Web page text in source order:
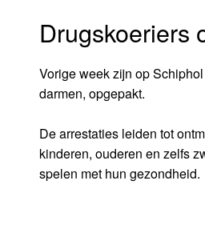
Drugskoeriers
Vorige week zijn op
darmen, opgepakt.
De arrestaties leiden tot
kinderen, ouderen en zelfs
spelen met hun gezondheid.